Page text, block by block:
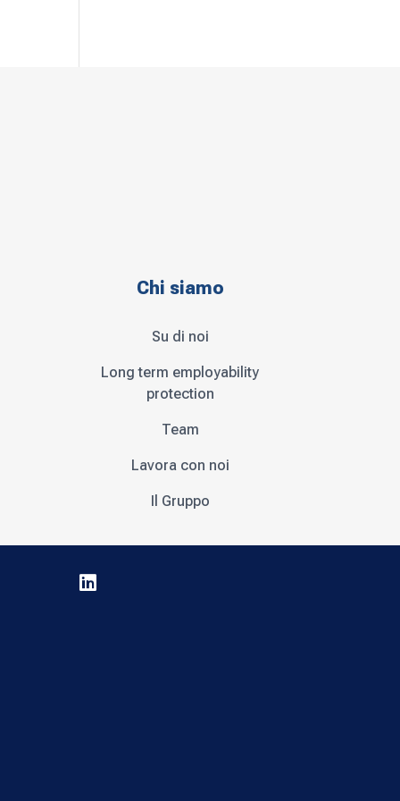
Chi siamo
Su di noi
Long term employability
protection
Team
Lavora con noi
Il Gruppo
